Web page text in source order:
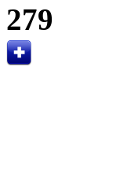
279